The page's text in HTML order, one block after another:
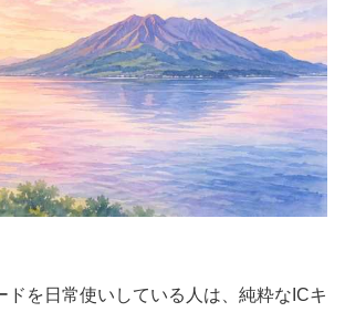
ドを日常使いしている人は、純粋なICキ